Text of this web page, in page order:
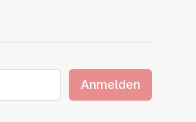
Anmelden